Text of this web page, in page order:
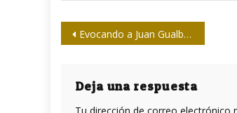
Navegación
entradas
Evocando a Juan Gualberto
Deja una respuesta